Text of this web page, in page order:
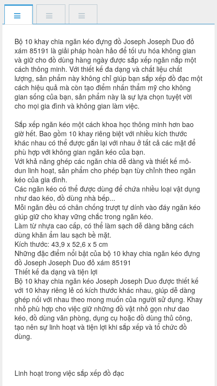
Bộ 10 khay chia ngăn kéo đựng đồ Joseph Joseph Duo đỏ
xám 85191 là giải pháp hoàn hảo để tối ưu hóa không gian
và giữ cho đồ dùng hàng ngày được sắp xếp ngăn nắp một
cách thông minh. Với thiết kế đa dạng và chất liệu chất
lượng, sản phẩm này không chỉ giúp bạn sắp xếp đồ đạc một
cách hiệu quả mà còn tạo điểm nhấn thẩm mỹ cho không
gian sống của bạn, sản phẩm này là sự lựa chọn tuyệt vời
cho mọi gia đình và không gian làm việc.
Sắp xếp ngăn kéo một cách khoa học thông minh hơn bao
giờ hết. Bao gồm 10 khay riêng biệt với nhiều kích thước
khác nhau có thể được gắn lại với nhau ở tất cả các mặt để
phù hợp với không gian ngăn kéo của bạn.
Với khả năng ghép các ngăn chia dễ dàng và thiết kế mô-
dun linh hoạt, sản phẩm cho phép bạn tùy chỉnh theo ngăn
kéo của gia đình.
Các ngăn kéo có thể được dùng để chứa nhiều loại vật dụng
như dao kéo, đồ dùng nhà bếp...
Mỗi ngăn đều có chân chống trượt tự dính vào đáy ngăn kéo
giúp giữ cho khay vững chắc trong ngăn kéo.
Làm từ nhựa cao cấp, có thể làm sạch dễ dàng bằng cách
dùng khăn ẩm lau sạch bề mặt.
Kích thước: 43,9 x 52,6 x 5 cm
Những đặc điểm nổi bật của bộ 10 khay chia ngăn kéo đựng
đồ Joseph Joseph Duo đỏ xám 85191
Thiết kế đa dạng và tiện lợi
Bộ 10 khay chia ngăn kéo Joseph Joseph Duo được thiết kế
với 10 khay riêng lẻ có kích thước khác nhau, giúp dễ dàng
ghép nối với nhau theo mong muốn của người sử dụng. Khay
nhỏ phù hợp cho việc giữ những đồ vật nhỏ gọn như dao
kéo, đồ dùng văn phòng, dụng cụ hoặc đồ dùng thủ công,
tạo nên sự linh hoạt và tiện lợi khi sắp xếp và tổ chức đồ
dùng.
Linh hoạt trong việc sắp xếp đồ đạc